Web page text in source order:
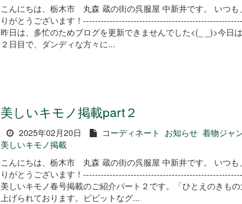
こんにちは、栃木市 丸森 蔵の街の呉服屋 中新井です。 いつも
りがとうございます！
昨日は、多忙のためブログを更新できませんでした<(_ _)>今日
２日目で、ダンディな方々に...
美しいキモノ掲載part２
2025年02月20日 コーディネート お知らせ 着物ジャ
美しいキモノ掲載
こんにちは、栃木市 丸森 蔵の街の呉服屋 中新井です。 いつも
りがとうございます！
美しいキモノ春号掲載のご紹介パート２です。「ひとえのきも
上げられております。ビビットなグ...